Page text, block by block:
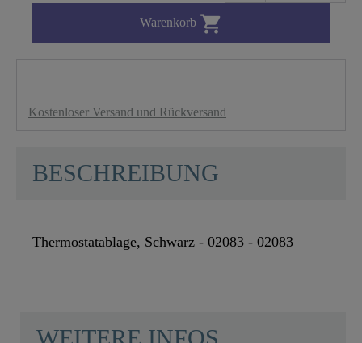
Warenkorb 
Kostenloser Versand und Rückversand
BESCHREIBUNG
Thermostatablage, Schwarz - 02083 - 02083